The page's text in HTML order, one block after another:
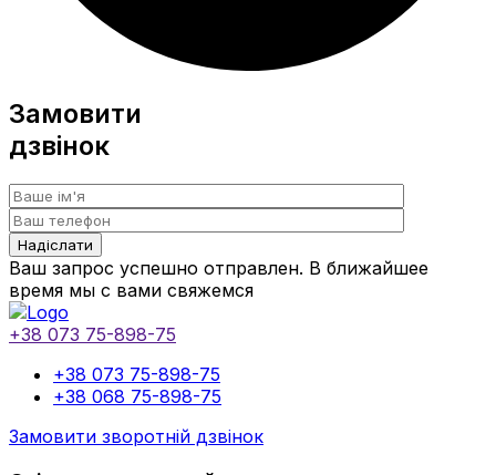
Замовити
дзвінок
Ваш запрос успешно отправлен. В ближайшее
время мы с вами свяжемся
+38 073 75-898-75
+38 073 75-898-75
+38 068 75-898-75
Замовити зворотній дзвінок